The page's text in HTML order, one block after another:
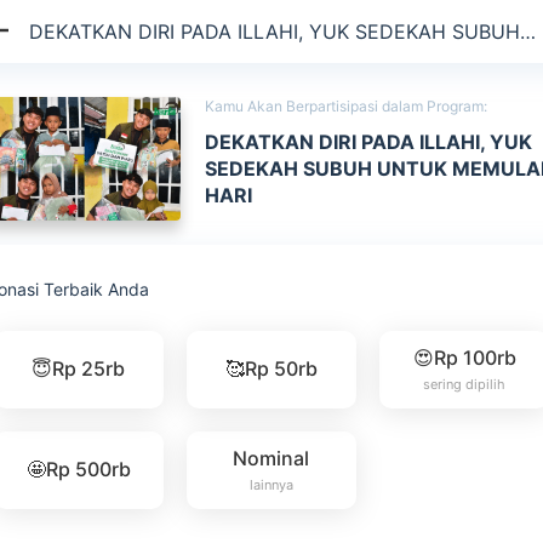
DEKATKAN DIRI PADA ILLAHI, YUK SEDEKAH SUBUH
Kamu Akan Berpartisipasi dalam Program:
DEKATKAN DIRI PADA ILLAHI, YUK
SEDEKAH SUBUH UNTUK
HARI
Terbaik Anda
😇Rp 25rb 🥰Rp 50rb 😍Rp 100rb
sering dipilih
🤩Rp 500rb Nominal
lainnya